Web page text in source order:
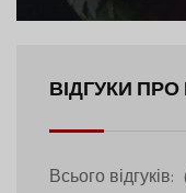
ВІДГУКИ
Всього відгуків: